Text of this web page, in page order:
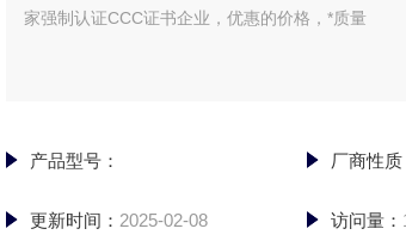
家强制认证CCC证书企业，优惠的价格，*质量
产品型号： 厂商性质
更新时间： 2025-02-08 访问量：